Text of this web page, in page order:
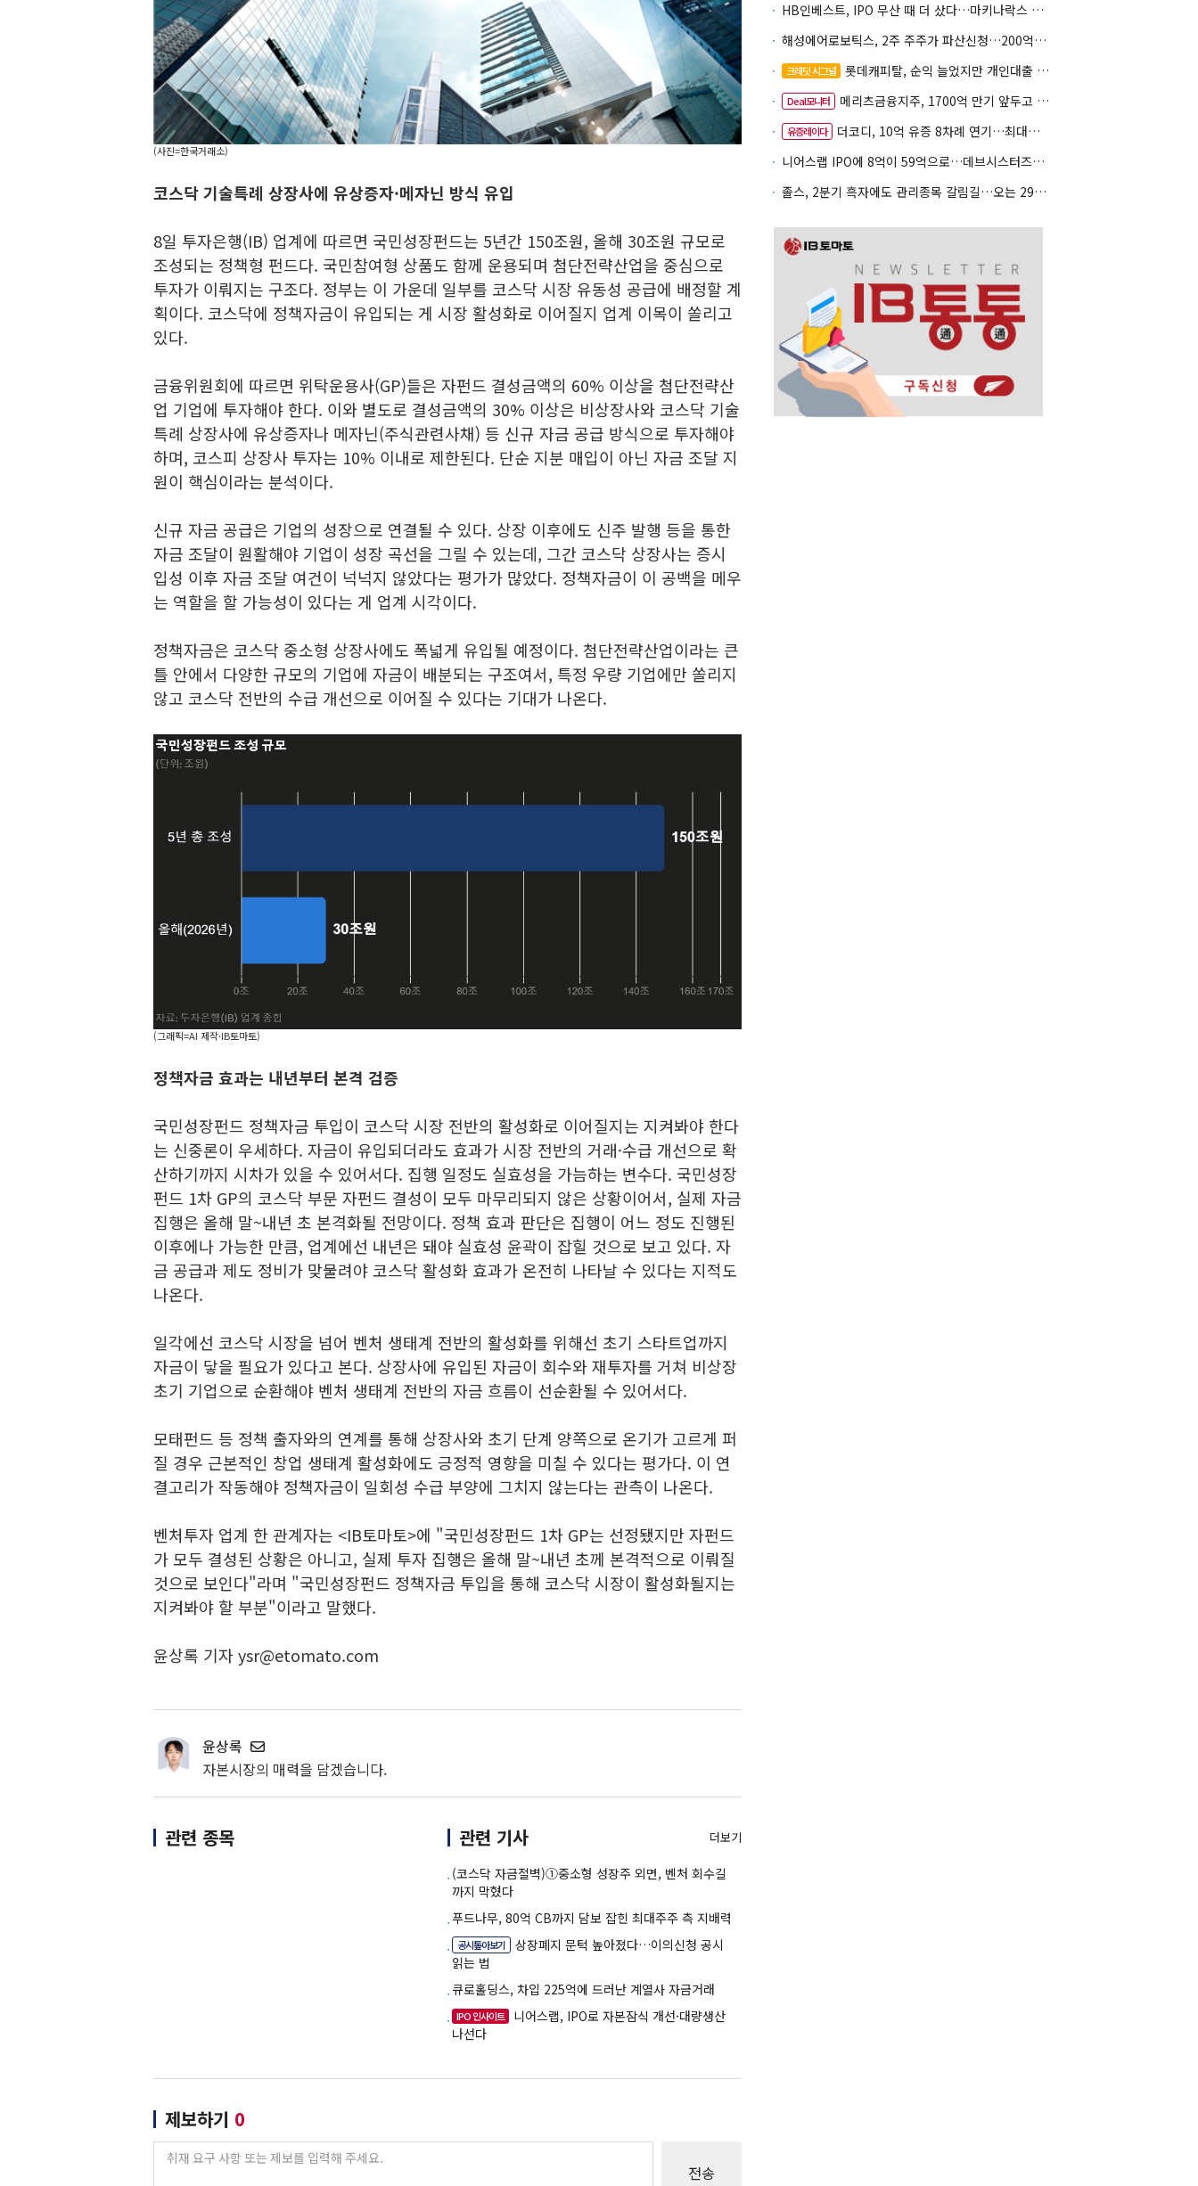
(사진=한국거래소)
코스닥 기술특례 상장사에 유상증자·메자닌 방식 유입
8일 투자은행(IB) 업계에 따르면 국민성장펀드는 5년간 150조원, 올해 30조원 규모로
조성되는 정책형 펀드다. 국민참여형 상품도 함께 운용되며 첨단전략산업을 중심으로
투자가 이뤄지는 구조다. 정부는 이 가운데 일부를 코스닥 시장 유동성 공급에 배정할 계
획이다. 코스닥에 정책자금이 유입되는 게 시장 활성화로 이어질지 업계 이목이 쏠리고
있다.
금융위원회에 따르면 위탁운용사(GP)들은 자펀드 결성금액의 60% 이상을 첨단전략산
업 기업에 투자해야 한다. 이와 별도로 결성금액의 30% 이상은 비상장사와 코스닥 기술
특례 상장사에 유상증자나 메자닌(주식관련사채) 등 신규 자금 공급 방식으로 투자해야
하며, 코스피 상장사 투자는 10% 이내로 제한된다. 단순 지분 매입이 아닌 자금 조달 지
원이 핵심이라는 분석이다.
신규 자금 공급은 기업의 성장으로 연결될 수 있다. 상장 이후에도 신주 발행 등을 통한
자금 조달이 원활해야 기업이 성장 곡선을 그릴 수 있는데, 그간 코스닥 상장사는 증시
입성 이후 자금 조달 여건이 넉넉지 않았다는 평가가 많았다. 정책자금이 이 공백을 메우
는 역할을 할 가능성이 있다는 게 업계 시각이다.
정책자금은 코스닥 중소형 상장사에도 폭넓게 유입될 예정이다. 첨단전략산업이라는 큰
틀 안에서 다양한 규모의 기업에 자금이 배분되는 구조여서, 특정 우량 기업에만 쏠리지
않고 코스닥 전반의 수급 개선으로 이어질 수 있다는 기대가 나온다.
(그래픽=AI 제작·IB토마토)
정책자금 효과는 내년부터 본격 검증
국민성장펀드 정책자금 투입이 코스닥 시장 전반의 활성화로 이어질지는 지켜봐야 한다
는 신중론이 우세하다. 자금이 유입되더라도 효과가 시장 전반의 거래·수급 개선으로 확
산하기까지 시차가 있을 수 있어서다. 집행 일정도 실효성을 가늠하는 변수다. 국민성장
펀드 1차 GP의 코스닥 부문 자펀드 결성이 모두 마무리되지 않은 상황이어서, 실제 자금
집행은 올해 말~내년 초 본격화될 전망이다. 정책 효과 판단은 집행이 어느 정도 진행된
이후에나 가능한 만큼, 업계에선 내년은 돼야 실효성 윤곽이 잡힐 것으로 보고 있다. 자
금 공급과 제도 정비가 맞물려야 코스닥 활성화 효과가 온전히 나타날 수 있다는 지적도
나온다.
일각에선 코스닥 시장을 넘어 벤처 생태계 전반의 활성화를 위해선 초기 스타트업까지
자금이 닿을 필요가 있다고 본다. 상장사에 유입된 자금이 회수와 재투자를 거쳐 비상장
초기 기업으로 순환해야 벤처 생태계 전반의 자금 흐름이 선순환될 수 있어서다.
모태펀드 등 정책 출자와의 연계를 통해 상장사와 초기 단계 양쪽으로 온기가 고르게 퍼
질 경우 근본적인 창업 생태계 활성화에도 긍정적 영향을 미칠 수 있다는 평가다. 이 연
결고리가 작동해야 정책자금이 일회성 수급 부양에 그치지 않는다는 관측이 나온다.
벤처투자 업계 한 관계자는 <IB토마토>에 "국민성장펀드 1차 GP는 선정됐지만 자펀드
가 모두 결성된 상황은 아니고, 실제 투자 집행은 올해 말~내년 초께 본격적으로 이뤄질
것으로 보인다"라며 "국민성장펀드 정책자금 투입을 통해 코스닥 시장이 활성화될지는
지켜봐야 할 부분"이라고 말했다.
윤상록 기자 ysr@etomato.com
윤상록
자본시장의 매력을 담겠습니다.
관련 종목 관련 기사 더보기
(코스닥 자금절벽)①중소형 성장주 외면, 벤처 회수길
까지 막혔다
푸드나무, 80억 CB까지 담보 잡힌 최대주주 측 지배력
공시톺아보기
상장폐지 문턱 높아졌다…이의신청 공시
읽는 법
큐로홀딩스, 차입 225억에 드러난 계열사 자금거래
IPO 인사이트
니어스랩, IPO로 자본잠식 개선·대량생산
나선다
제보하기 0
HB인베스트, IPO 무산 때 더 샀다…마키나락스 투자 2.7배 회수
해성에어로보틱스, 2주 주주가 파산신청…200억 CB 분쟁 확산
크레딧 시그널 롯데캐피탈, 순익 늘었지만 개인대출 부실 '경계'
Deal모니터 메리츠금융지주, 1700억 만기 앞두고 1500억 조달
유증레이다
더코디, 10억 유증 8차례 연기…최대주주 납입력 '의문'
니어스랩 IPO에 8억이 59억으로…데브시스터즈벤처스 엑시트 '윤곽'
졸스, 2분기 흑자에도 관리종목 갈림길…오는 29일 '분수령'